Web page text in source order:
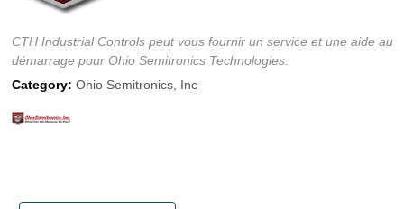
CTH Industrial Controls peut vous fournir un service et une aide au
démarrage pour Ohio Semitronics Technologies.
Category: Ohio Semitronics, Inc